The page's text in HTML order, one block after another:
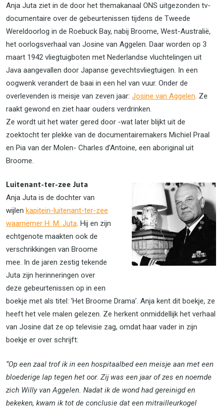
Anja Juta ziet in de door het themakanaal ONS uitgezonden tv-
documentaire over de gebeurtenissen tijdens de Tweede
Wereldoorlog in de Roebuck Bay, nabij Broome, West-Australië,
het oorlogsverhaal van Josine van Aggelen. Daar worden op 3
maart 1942 vliegtuigboten met Nederlandse vluchtelingen uit
Java aangevallen door Japanse gevechtsvliegtuigen. In een
oogwenk verandert de baai in een hel van vuur. Onder de
overlevenden is meisje van zeven jaar: Josine van Aggelen . Ze
raakt gewond en ziet haar ouders verdrinken.
Ze wordt uit het water gered door -wat later blijkt uit de
zoektocht ter plekke van de documentairemakers Michiel Praal
en Pia van der Molen- Charles d’Antoine, een aboriginal uit
Broome.
Luitenant-ter-zee Juta
Anja Juta is de dochter van
wijlen kapitein-luitenant-ter-zee
waarnemer H. M. Juta. Hij en zijn
echtgenote maakten ook de
verschrikkingen van Broome
mee. In de jaren zestig tekende
Juta zijn herinneringen over
deze gebeurtenissen op in een
boekje met als titel: ‘Het Broome Drama’. Anja kent dit boekje, ze
heeft het vele malen gelezen. Ze herkent onmiddellijk het verhaal
van Josine dat ze op televisie zag, omdat haar vader in zijn
boekje er over schrijft:
“Op een zaal trof ik in een hospitaalbed een meisje aan met een
bloederige lap tegen het oor. Zij was een jaar of zes en noemde
zich Willy van Aggelen. Nadat ik de wond had gereinigd en
bekeken, kwam ik tot de conclusie dat een mitrailleurkogel